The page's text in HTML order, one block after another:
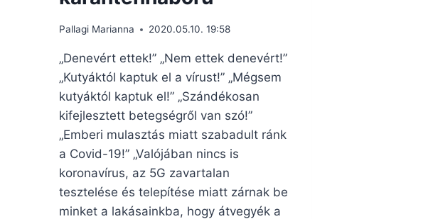
Pallagi Marianna 2020.05.10. 19:58
„Denevért ettek!” „Nem ettek denevért!”
„Kutyáktól kaptuk el a vírust!” „Mégsem
kutyáktól kaptuk el!” „Szándékosan
kifejlesztett betegségről van szó!”
„Emberi mulasztás miatt szabadult ránk
a Covid-19!” „Valójában nincs is
koronavírus, az 5G zavartalan
tesztelése és telepítése miatt zárnak be
minket a lakásainkba, hogy átvegyék a